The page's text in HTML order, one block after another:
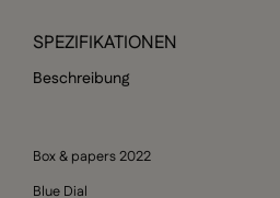
SPEZIFIKATIONEN
Beschreibung
Box & papers 2022
Blue Dial